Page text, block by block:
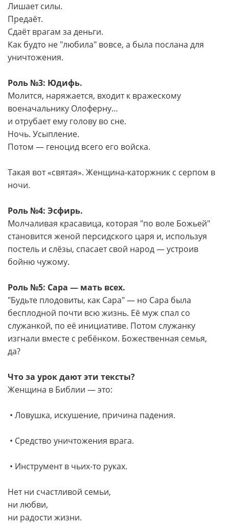
Лишает силы.
Предаёт.
Сдаёт врагам за деньги.
Как будто не "любила" вовсе, а была послана для
уничтожения.
Роль №3: Юдифь.
Молится, наряжается, входит к вражескому
военачальнику Олоферну…
и отрубает ему голову во сне.
Ночь. Усыпление.
Потом — геноцид всего его войска.
Такая вот «святая». Женщина-каторжник с серпом в
ночи.
Роль №4: Эсфирь.
Молчаливая красавица, которая "по воле Божьей"
становится женой персидского царя и, используя
постель и слёзы, спасает свой народ — устроив
бойню чужому.
Роль №5: Сара — мать всех.
"Будьте плодовиты, как Сара" — но Сара была
бесплодной почти всю жизнь. Её муж спал со
служанкой, по её инициативе. Потом служанку
изгнали вместе с ребёнком. Божественная семья,
да?
Что за урок дают эти тексты?
Женщина в Библии — это:
• Ловушка, искушение, причина падения.
• Средство уничтожения врага.
• Инструмент в чьих-то руках.
Нет ни счастливой семьи,
ни любви,
ни радости жизни.